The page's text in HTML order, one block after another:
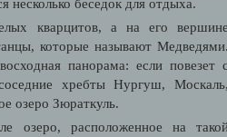
несколько беседок для отдыха.
кварцитов, а на его
которые называют
панорама: если повезет
хребты Нургуш,
озеро Зюраткуль.
озеро, расположенное на